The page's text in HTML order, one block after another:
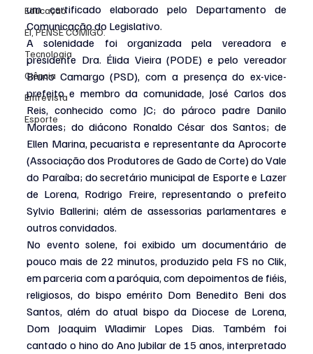
Educação
EI, PENSE COMIGO.
Tecnologia
Ciência
Entrevista
Esporte
um certificado elaborado pelo Departamento de
Comunicação do Legislativo.
A solenidade foi organizada pela vereadora e
presidente Dra. Élida Vieira (PODE) e pelo vereador
Bruno Camargo (PSD), com a presença do ex-vice-
prefeito e membro da comunidade, José Carlos dos
Reis, conhecido como JC; do pároco padre Danilo
Moraes; do diácono Ronaldo César dos Santos; de
Ellen Marina, pecuarista e representante da Aprocorte
(Associação dos Produtores de Gado de Corte) do Vale
do Paraíba; do secretário municipal de Esporte e Lazer
de Lorena, Rodrigo Freire, representando o prefeito
Sylvio Ballerini; além de assessorias parlamentares e
outros convidados.
No evento solene, foi exibido um documentário de
pouco mais de 22 minutos, produzido pela FS no Clik,
em parceria com a paróquia, com depoimentos de fiéis,
religiosos, do bispo emérito Dom Benedito Beni dos
Santos, além do atual bispo da Diocese de Lorena,
Dom Joaquim Wladimir Lopes Dias. Também foi
cantado o hino do Ano Jubilar de 15 anos, interpretado